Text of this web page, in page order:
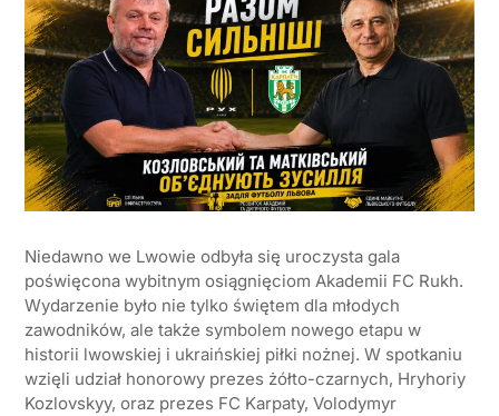
Niedawno we Lwowie odbyła się uroczysta gala
poświęcona wybitnym osiągnięciom Akademii FC Rukh.
Wydarzenie było nie tylko świętem dla młodych
zawodników, ale także symbolem nowego etapu w
historii lwowskiej i ukraińskiej piłki nożnej. W spotkaniu
wzięli udział honorowy prezes żółto-czarnych, Hryhoriy
Kozlovskyy, oraz prezes FC Karpaty, Volodymyr